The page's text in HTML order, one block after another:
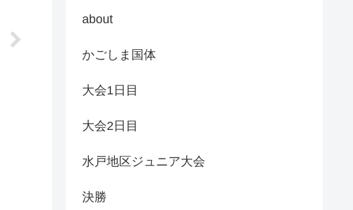
about
かごしま国体
大会1日目
大会2日目
水戸地区ジュニア大会
決勝